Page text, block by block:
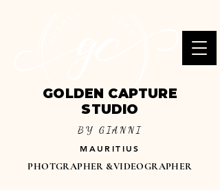
GOLDEN CAPTURE
STUDIO
BY GIANNI
MAURITIUS
PHOTGRAPHER &VIDEOGRAPHER